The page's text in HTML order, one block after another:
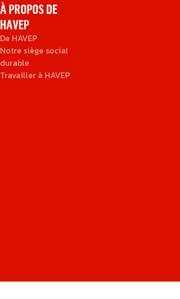
À PROPOS DE
HAVEP
De HAVEP
Notre siège social
durable
Travailler à HAVEP